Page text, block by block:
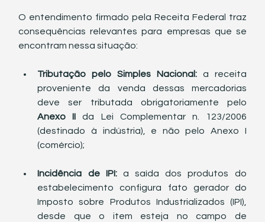
O entendimento firmado pela Receita Federal traz
consequências relevantes para empresas que se
encontram nessa situação:
Tributação pelo Simples Nacional: a receita
proveniente da venda dessas mercadorias
Anexo II da Lei Complementar n. 123/2006
(destinado à indústria), e não pelo Anexo I
(comércio);
Incidência de IPI: a saída dos produtos do
estabelecimento configura fato gerador do
Imposto sobre Produtos Industrializados (IPI),
desde que o item esteja no campo de